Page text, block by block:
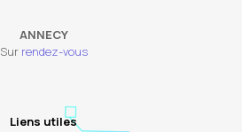
ANNECY
Sur rendez-vous
Liens utiles